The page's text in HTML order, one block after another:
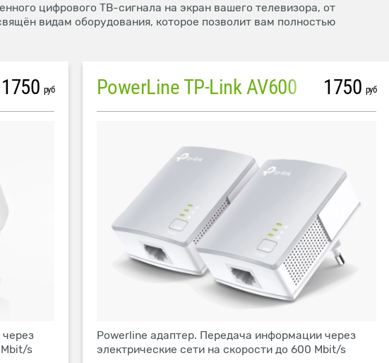
цифрового ТВ-сигнала на экран вашего телевизора, от
видам оборудования, которое позволит вам полностью
1750 руб
s
PowerLine TP-Link AV600 1750 руб
Powerline адаптер. Передача информации через
электрические сети на скорости до 600 Mbit/s